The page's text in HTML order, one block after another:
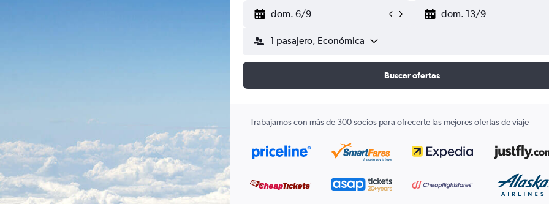
dom. 6/9 dom. 13/9
1 pasajero, Económica
Buscar ofertas
Trabajamos con más de 300 socios para ofrecerte las mejores ofertas de viaje